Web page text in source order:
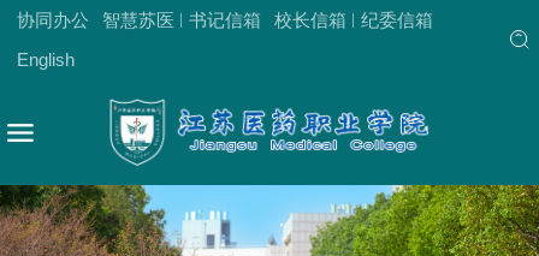
协同办公 智慧苏医 书记信箱 校长信箱
纪委信箱
English